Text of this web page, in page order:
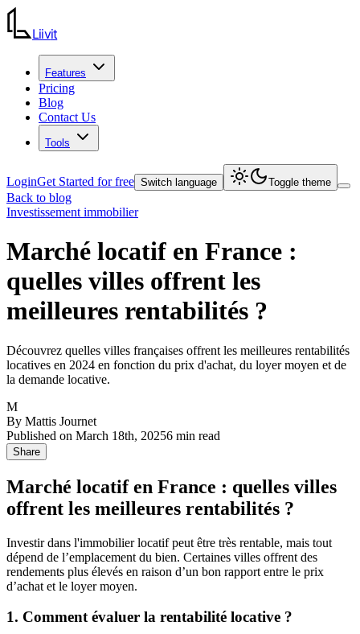
Liivit
Features
Pricing
Blog
Contact Us
Tools
LoginGet Started for free Switch language Toggle theme
Back to blog
Investissement immobilier
Marché locatif en France :
quelles villes offrent les
meilleures rentabilités ?
Découvrez quelles villes françaises offrent les meilleures rentabilités
locatives en 2024 en fonction du prix d'achat, du loyer moyen et de
la demande locative.
M
By Mattis Journet
Published on March 18th, 20256 min read
Share
Marché locatif en France : quelles villes
offrent les meilleures rentabilités ?
Investir dans l'immobilier locatif peut être très rentable, mais tout
dépend de l’emplacement du bien. Certaines villes offrent des
rendements plus élevés en raison d’un bon rapport entre le prix
d’achat et le loyer moyen.
1. Comment évaluer la rentabilité locative ?